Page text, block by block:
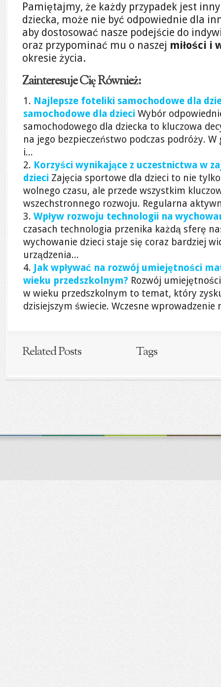
Pamiętajmy, że każdy przypadek jest
dziecka, może nie być odpowiednie dla
aby dostosować nasze podejście do
oraz przypominać mu o naszej miłości i
okresie życia.
Zainteresuje Cię Również:
Najlepsze foteliki samochodowe dla
samochodowe dla dzieci Wybór
samochodowego dla dziecka to kluczowa
na jego bezpieczeństwo podczas podróży.
i...
Korzyści wynikające z uczestnictwa w
dzieci Zajęcia sportowe dla dzieci to nie
wolnego czasu, ale przede wszystkim
wszechstronnego rozwoju. Regularna
Wpływ rozwoju technologii na
czasach technologia przenika każdą sferę
wychowanie dzieci staje się coraz bardziej
urządzenia...
Jak wpływać na rozwój umiejętności
wieku przedszkolnym? Rozwój
w wieku przedszkolnym to temat, który
dzisiejszym świecie. Wczesne
Related Posts Tags